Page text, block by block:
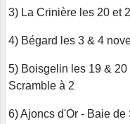
3) La Crinière les 20 et
4) Bégard les 3 & 4
5) Boisgelin les 19 &
Scramble à 2
6) Ajoncs d'Or - Baie